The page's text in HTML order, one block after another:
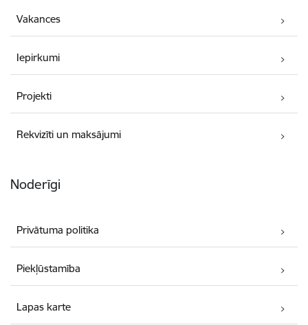
Vakances
Iepirkumi
Projekti
Rekvizīti un maksājumi
Noderīgi
Privātuma politika
Piekļūstamība
Lapas karte